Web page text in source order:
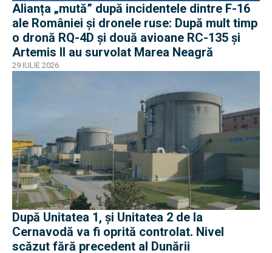
Alianța „mută” după incidentele dintre F-16
ale României și dronele ruse: După mult timp
o dronă RQ-4D și două avioane RC-135 și
Artemis II au survolat Marea Neagră
29 IULIE 2026
După Unitatea 1, și Unitatea 2 de la
Cernavodă va fi oprită controlat. Nivel
scăzut fără precedent al Dunării